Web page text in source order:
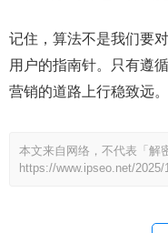
记住，算法不是我们要
用户的指南针。只有遵
营销的道路上行稳致远。
本文来自网络，不代表「解
https://www.ipseo.net/